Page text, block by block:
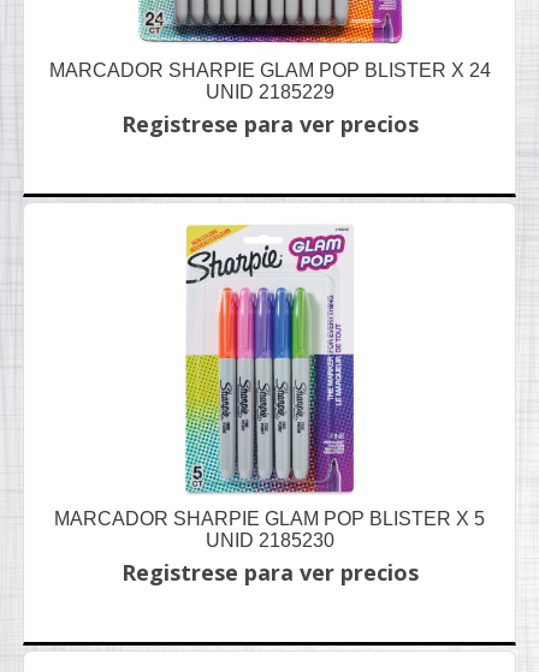
MARCADOR SHARPIE GLAM POP BLISTER X 24
UNID 2185229
Registrese para ver precios
MARCADOR SHARPIE GLAM POP BLISTER X 5
UNID 2185230
Registrese para ver precios